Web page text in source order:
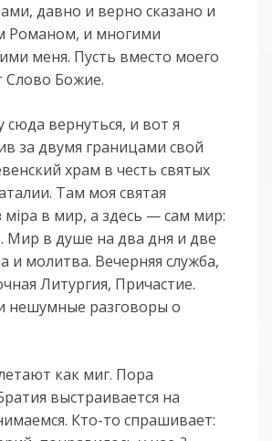
давно и верно сказано и
Романом, и многими
меня. Пусть вместо моего
Слово Божие.
сюда вернуться, и вот я
за двумя границами свой
храм в честь святых
Там моя святая
мiра в мир, а здесь — сам мир:
Мир в душе на два дня и две
и молитва. Вечерняя служба,
Литургия, Причастие.
нешумные разговоры о
как миг. Пора
выстраивается на
Кто-то спрашивает: